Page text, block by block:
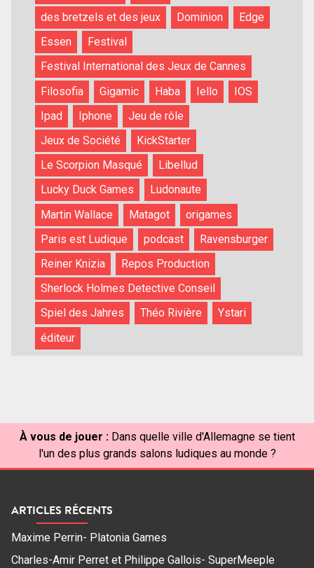
des bretzels et des jeux
Dominion
Edge
Essen
Festival
Festival International des Jeux de Cannes
Filosofia
Gigamic Haba Iello
IOS
Ipad
Iphone
Jeu de rôle
Jeux de Société
KickStarter
Le Scorpion Masqué
Libellud
Lucky Duck Games
Ludonaute
Martin Wallace
Matagot
origames
Paris est Ludique
podcast
Ravensburger
Reiner Knizia
Repos Production
Sherlock Holmes Detective Conseil
Spiel des Jahres
Théo Rivière
Ystari
éditeur
À vous de jouer : Dans quelle ville d'Allemagne se tient
l'un des plus grands salons ludiques au monde ?
ARTICLES RÉCENTS
Maxime Perrin- Platonia Games
Charles-Amir Perret et Philippe Gallois- SuperMeeple